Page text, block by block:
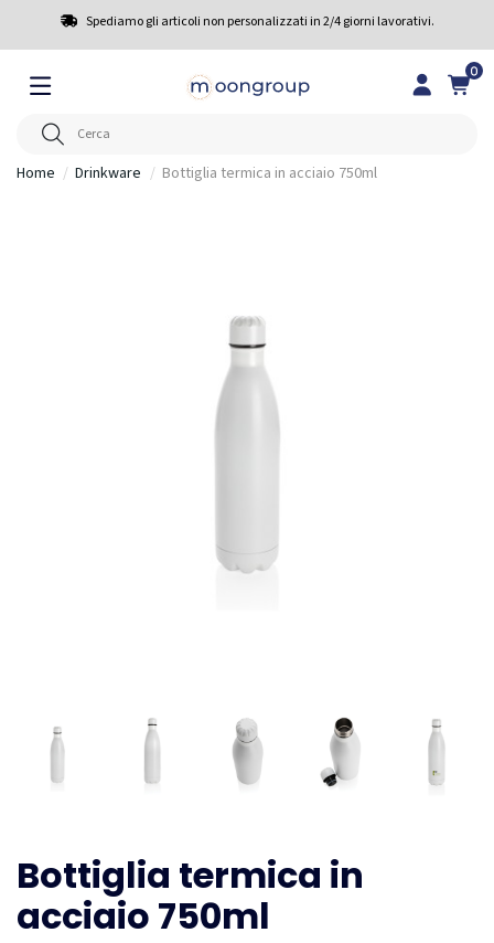
Spediamo gli articoli non personalizzati in 2/4 giorni lavorativi.
0
Home Drinkware Bottiglia termica in acciaio 750ml
Bottiglia termica in
acciaio 750ml